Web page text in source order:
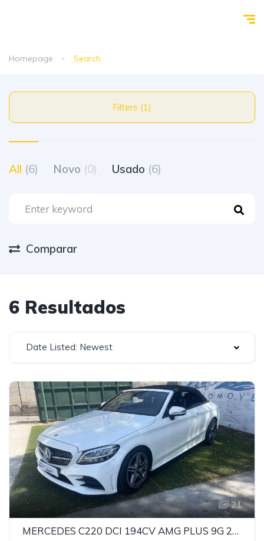
Homepage Search
Filters (1)
All (6) Novo (0) Usado (6)
Comparar
6 Resultados
Date Listed: Newest
21
MERCEDES C220 DCI 194CV AMG PLUS 9G 2019